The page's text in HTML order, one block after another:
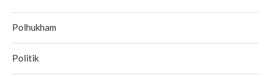
Polhukham
Politik